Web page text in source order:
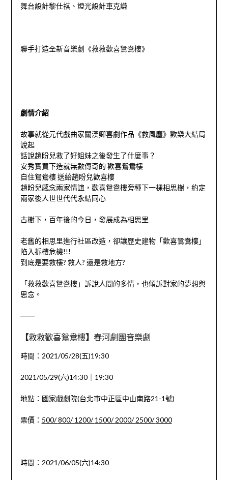
舞台設計黎仕祺、燈光設計車克謙
聯手打造全新音樂劇《救救歡喜鴛鴦樓》
劇情介紹
故事就從元代戲曲家關漢卿喜劇作品《救風塵》歡樂大結局
說起
話說趙盼兒救了好姐妹之後發生了什麼事？
安秀實買下造就無數傳奇的 歡喜鴛鴦樓
自住鴛鴦樓 送給趙盼兒歡喜樓
趙盼兒感念兩家情誼，歡喜鴛鴦樓旁種下一棵相思樹，約定
兩家後人世世代代永結同心
古樹下，百年後的今日，發展成為相思里
老舊的相思里進行社區改造，卻讓歷史建物「歡喜鴛鴦樓」
陷入拆樓危機!!!
到底是要救樓? 救人? 還是救地方?
「救救歡喜鴛鴦樓」訴說人間的多情，也傾訴對家的夢想與
思念。
——
【救救歡喜鴛鴦樓】 春河劇團音樂劇
時間：2021/05/28(五)19:30
2021/05/29(六)14:30｜19:30
地點：國家戲劇院(台北市中正區中山南路21-1號)
票價： 500/800/1200/1500/2000/2500/3000
時間：2021/06/05(六)14:30